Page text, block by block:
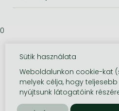
0
Sütik használata
Weboldalunkon cookie-kat
melyek célja, hogy
nyújtsunk látogatóink